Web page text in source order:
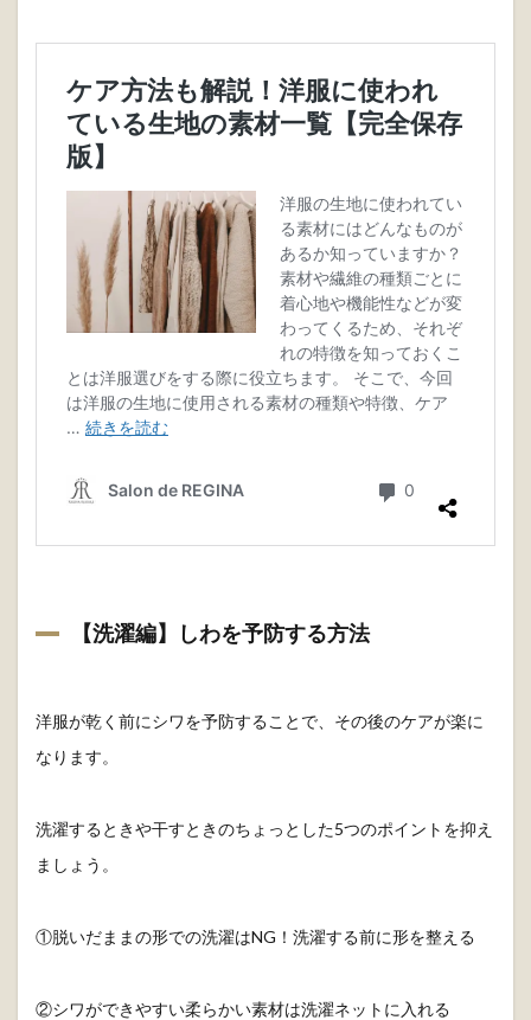
【洗濯編】しわを予防する方法
洋服が乾く前にシワを予防することで、その後のケアが楽に
なります。
洗濯するときや干すときのちょっとした5つのポイントを抑え
ましょう。
①脱いだままの形での洗濯はNG！洗濯する前に形を整える
②シワができやすい柔らかい素材は洗濯ネットに入れる